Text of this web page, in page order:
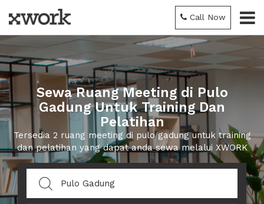
Call Now
Sewa Ruang Meeting di Pulo
Gadung Untuk Training Dan
Pelatihan
Tersedia 2 ruang meeting di pulo gadung untuk training
dan pelatihan yang dapat anda sewa melalui XWORK